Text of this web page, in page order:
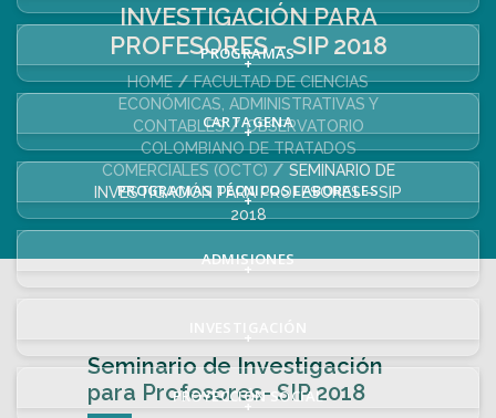
PROGRAMAS
+
CARTAGENA
+
PROGRAMAS TÉCNICOS LABORALES
+
ADMISIONES
+
+
PROYECCIÓN SOCIAL
+
INVESTIGACIÓN PARA
PROFESORES – SIP 2018
HOME
FACULTAD DE CIENCIAS
ECONÓMICAS, ADMINISTRATIVAS Y
CONTABLES
OBSERVATORIO
COLOMBIANO DE TRATADOS
COMERCIALES (OCTC)
SEMINARIO DE
INVESTIGACIÓN PARA PROFESORES – SIP
2018
Seminario de Investigación
para Profesores- SIP 2018